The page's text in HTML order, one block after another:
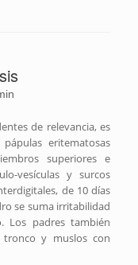
de relevancia, es
eritematosas
superiores e
vesículas y surcos
de 10 días
se suma irritabilidad
Los padres también
tronco y muslos con